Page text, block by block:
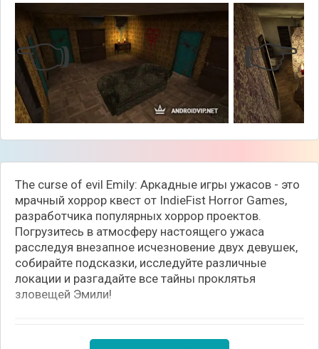
👈 👉
The curse of evil Emily: Аркадные игры ужасов - это
мрачный хоррор квест от IndieFist Horror Games,
разработчика популярных хоррор проектов.
Погрузитесь в атмосферу настоящего ужаса
расследуя внезапное исчезновение двух девушек,
собирайте подсказки, исследуйте различные
локации и разгадайте все тайны проклятья
зловещей Эмили!